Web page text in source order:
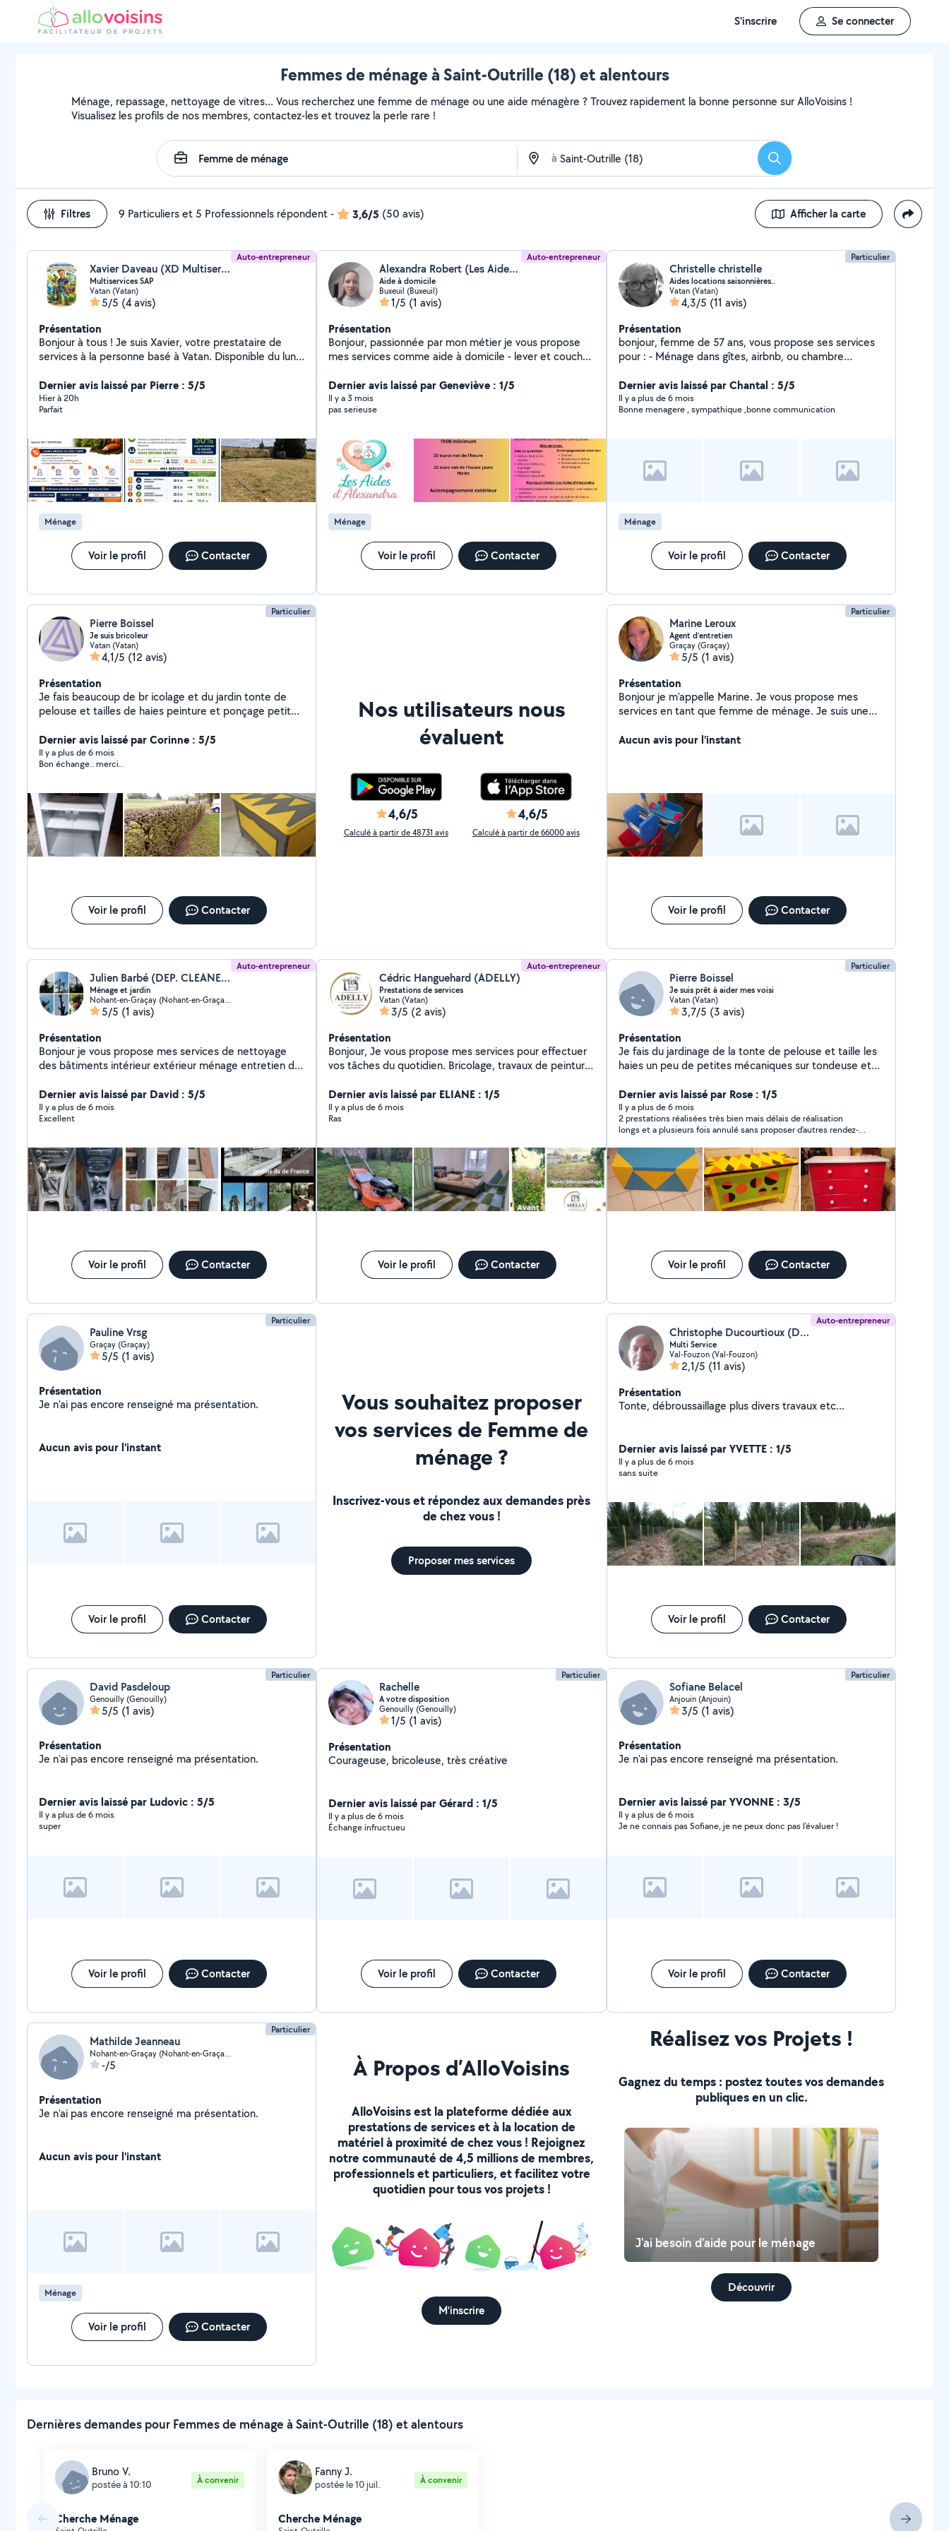
S'inscrire Se connecter
Femmes de ménage à Saint-Outrille (18) et alentours
Ménage, repassage, nettoyage de vitres... Vous recherchez une femme de ménage ou une aide ménagère ? Trouvez rapidement la bonne personne sur AlloVoisins !
Visualisez les profils de nos membres, contactez-les et trouvez la perle rare !
à Rechercher
Filtres 9 Particuliers et 5 Professionnels répondent- 3,6/5 (50 avis) Afficher la carte
Auto-entrepreneur
Xavier Daveau (XD Multiservices)
Multiservices SAP
Vatan (Vatan)
5/5 (4 avis)
Présentation
Bonjour à tous ! Je suis Xavier, votre prestataire de
services à la personne basé à Vatan. Disponible du lundi
repassage, entretien extérieur ( tonte,
débroussaillage...), bricolage, courses et
accompagnement, remise en état des bâtiments avant
professionnels avec des prestations au forfait à ne pas
manquer^^ Agréé SAP | Crédit d'impôt 50% | Avance
immédiate URSSAF Vous ne payez que la moitié du tarif
l'État prend en charge le reste ! Devis personnalisé et
gratuit.
Dernier avis laissé par Pierre : 5/5
Hier à 20h
Parfait
Ménage
Voir le profil Contacter
Auto-entrepreneur
Alexandra Robert (Les Aides d'Alexandra)
Aide à domicile
Buxeuil (Buxeuil)
1/5 (1 avis)
Présentation
Bonjour, passionnée par mon métier je vous propose
mes services comme aide à domicile - lever et coucher
courses - Accompagnement aux rdv médical -
promenade , discussion , jeux n'hésitez surtout pas à
me contacter pour plus de renseignements ce sera
acceptés
Dernier avis laissé par Geneviève : 1/5
Il y a 3 mois
pas serieuse
Ménage
Voir le profil Contacter
Particulier
Christelle christelle
Aides locations saisonnières..
Vatan (Vatan)
4,3/5 (11 avis)
Présentation
bonjour, femme de 57 ans, vous propose ses services
pour : - Ménage dans gîtes, airbnb, ou chambre
Gardiennage de maison, arrosage des plantes et jardin
lors de votre absence. - Nourrir vos animaux, lors de
votre absence. - Petit secrétariat, classement, courrier
Dernier avis laissé par Chantal : 5/5
Il y a plus de 6 mois
Bonne menagere , sympathique ,bonne communication
Ménage
Voir le profil Contacter
Particulier
Pierre Boissel
Je suis bricoleur
Vatan (Vatan)
4,1/5 (12 avis)
Présentation
Je fais beaucoup de br icolage et du jardin tonte de
pelouse et tailles de haies peinture et ponçage petite
Dernier avis laissé par Corinne : 5/5
Il y a plus de 6 mois
Bon échange.. merci..
Voir le profil Contacter
Nos utilisateurs nous
évaluent
4,6/5
Calculé à partir de 48731 avis
4,6/5
Calculé à partir de 66000 avis
Particulier
Marine Leroux
Agent d’entretien
Graçay (Graçay)
5/5 (1 avis)
Présentation
Bonjour je m'appelle Marine. Je vous propose mes
services en tant que femme de ménage. Je suis une
que je fait car aider les personnes est priorité. Je suis
Aucun avis pour l'instant
Voir le profil Contacter
Auto-entrepreneur
Julien Barbé (DEP. CLEANERS)
Ménage et jardin
Nohant-en-Graçay (Nohant-en-Graçay)
5/5 (1 avis)
Présentation
Bonjour je vous propose mes services de nettoyage
des bâtiments intérieur extérieur ménage entretien de
pose de clôture
Dernier avis laissé par David : 5/5
Il y a plus de 6 mois
Excellent
Voir le profil Contacter
Auto-entrepreneur
Cédric Hanguehard (ADELLY)
Prestations de services
Vatan (Vatan)
3/5 (2 avis)
Présentation
Bonjour, Je vous propose mes services pour effectuer
vos tâches du quotidien. Bricolage, travaux de peinture,
d'étagères/cadres/tableaux, Entretien intérieur de
votre maison/local: nettoyage/mise au propre entre
deux locataires ou avant la vente de votre bien.
ébranchage, mise au propre de votre terrasse/allée.
Evacuation de vos déchets verts et encombrants. Vide
maison/garage/dépendances/local avec possibilité de
valorisation. Au plaisir de répondre à vos demandes et
renseignements, Cédric, ADELLY
Dernier avis laissé par ELIANE : 1/5
Il y a plus de 6 mois
Ras
Voir le profil Contacter
Particulier
Pierre Boissel
Je suis prêt à aider mes voisi
Vatan (Vatan)
3,7/5 (3 avis)
Présentation
Je fais du jardinage de la tonte de pelouse et taille les
haies un peu de petites mécaniques sur tondeuse et
monte des meubles
Dernier avis laissé par Rose : 1/5
Il y a plus de 6 mois
2 prestations réalisées très bien mais délais de réalisation
longs et a plusieurs fois annulé sans proposer d’autres rendez-
Voir le profil Contacter
Particulier
Pauline Vrsg
Graçay (Graçay)
5/5 (1 avis)
Présentation
Je n'ai pas encore renseigné ma présentation.
Aucun avis pour l'instant
Voir le profil Contacter
Vous souhaitez proposer
vos services de Femme de
ménage ?
Inscrivez-vous et répondez aux demandes près
de chez vous !
Proposer mes services
Auto-entrepreneur
Christophe Ducourtioux (DC SERVICE)
Multi Service
Val-Fouzon (Val-Fouzon)
2,1/5 (11 avis)
Présentation
Tonte, débroussaillage plus divers travaux etc...
Dernier avis laissé par YVETTE : 1/5
Il y a plus de 6 mois
sans suite
Voir le profil Contacter
Particulier
David Pasdeloup
Genouilly (Genouilly)
5/5 (1 avis)
Présentation
Je n'ai pas encore renseigné ma présentation.
Dernier avis laissé par Ludovic : 5/5
Il y a plus de 6 mois
super
Voir le profil Contacter
Particulier
Rachelle
A votre disposition
Genouilly (Genouilly)
1/5 (1 avis)
Présentation
Courageuse, bricoleuse, très créative
Dernier avis laissé par Gérard : 1/5
Il y a plus de 6 mois
Échange infructueu
Voir le profil Contacter
Particulier
Sofiane Belacel
Anjouin (Anjouin)
3/5 (1 avis)
Présentation
Je n'ai pas encore renseigné ma présentation.
Dernier avis laissé par YVONNE : 3/5
Il y a plus de 6 mois
Je ne connais pas Sofiane, je ne peux donc pas l'évaluer !
Voir le profil Contacter
Particulier
Mathilde Jeanneau
Nohant-en-Graçay (Nohant-en-Graçay)
-/5
Présentation
Je n'ai pas encore renseigné ma présentation.
Aucun avis pour l'instant
Ménage
Voir le profil Contacter
À Propos d’AlloVoisins
AlloVoisins est la plateforme dédiée aux
prestations de services et à la location de
matériel à proximité de chez vous ! Rejoignez
notre communauté de 4,5 millions de membres,
professionnels et particuliers, et facilitez votre
quotidien pour tous vos projets !
M'inscrire
Réalisez vos Projets !
Gagnez du temps : postez toutes vos demandes
publiques en un clic.
J'ai besoin d'aide pour le ménage
Découvrir
Dernières demandes pour Femmes de ménage à Saint-Outrille (18) et alentours
Bruno V.
postée à 10:10 À convenir
Cherche Ménage
Fanny J.
postée le 10 juil. À convenir
Cherche Ménage